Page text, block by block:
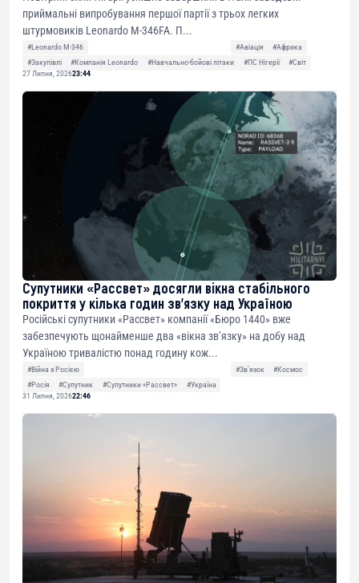
приймальні випробування першої партії з трьох легких
штурмовиків Leonardo M-346FA. П...
#Leonardo M-346 #Авіація
#Африка
#Закупівлі
#Компанія Leonardo #Навчально-бойові літаки #ПС Нігерії
#Світ
27 Липня, 202623:44
Супутники «Рассвет» досягли вікна стабільного
покриття у кілька годин зв’язку над Україною
Російські супутники «Рассвет» компанії «Бюро 1440» вже
забезпечують щонайменше два «вікна зв’язку» на добу над
Україною тривалістю понад годину кож...
#Війна з Росією #Звʼязок
#Космос
#Росія
#Супутник #Супутники «Рассвет»
#Україна
31 Липня, 202622:46